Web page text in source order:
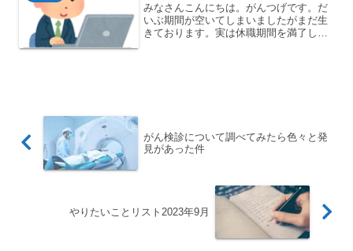
みなさんこんにちは。がんつげです。だ
いぶ期間が空いてしまいましたがまだ生
きております。実は休職期間を満了しま
がん検診について調べてみたら色々と発
見があった件
やりたいことリスト2023年9月